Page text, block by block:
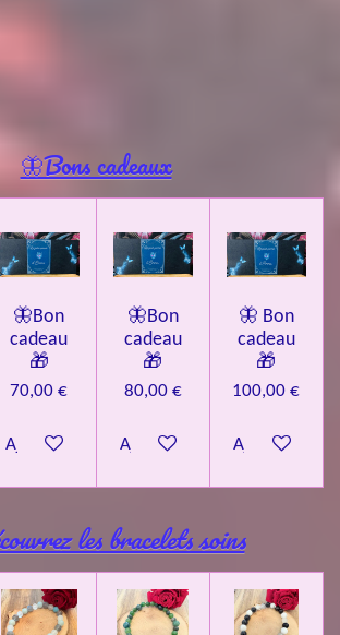
🦋Bons cadeaux
🦋Bon
cadeau
🎁
70,00 €
Ajouter au panier
🦋Bon
cadeau
🎁
80,00 €
Ajouter au panier
🦋 Bon
cadeau
🎁
100,00 €
Ajouter au
les bracelets soins